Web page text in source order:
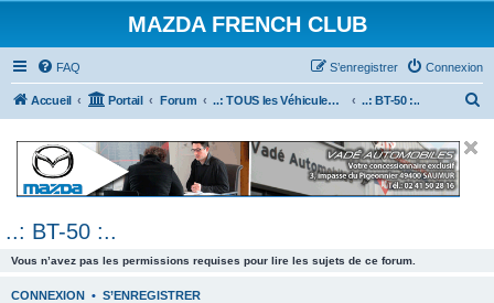
MAZDA FRENCH CLUB
FAQ Connexion
S’enregistrer
Accueil Portail Forum ..: TOUS les Véhicules MAZDA :.. ..: BT-50 :..
..: BT-50 :..
Vous n’avez pas les permissions requises pour lire les sujets de ce forum.
CONNEXION • S’ENREGISTRER